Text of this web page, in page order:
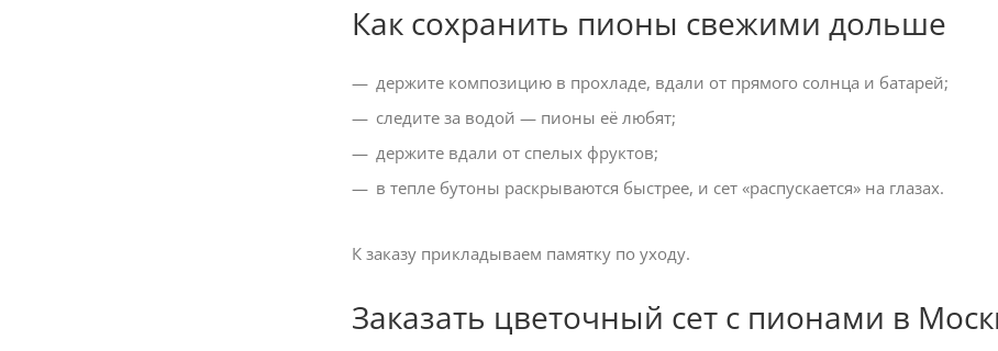
Как сохранить пионы свежими дольше
держите композицию в прохладе, вдали от прямого солнца и батарей;
следите за водой — пионы её любят;
держите вдали от спелых фруктов;
в тепле бутоны раскрываются быстрее, и сет «распускается» на глазах.
К заказу прикладываем памятку по уходу.
Заказать цветочный сет с пионами в